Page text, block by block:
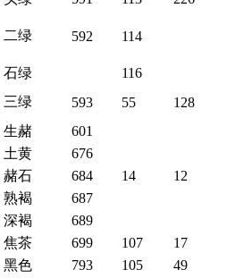
二绿 592 114
石绿
116
三绿 593 55
128
生赭
601
土黄
676
赭石 684 14
12
熟褐
687
深褐
689
焦茶 699 107
17
黑色 793 105
49